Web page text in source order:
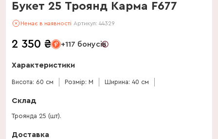
Букет 25 Троянд Карма F677
Немає в наявності Артикул: 44329
2 350 ₴ +117 бонусів
Характеристики
Висота: 60 см Розмір: M Ширина: 40 см
Склад
Троянда 25 (шт).
Доставка